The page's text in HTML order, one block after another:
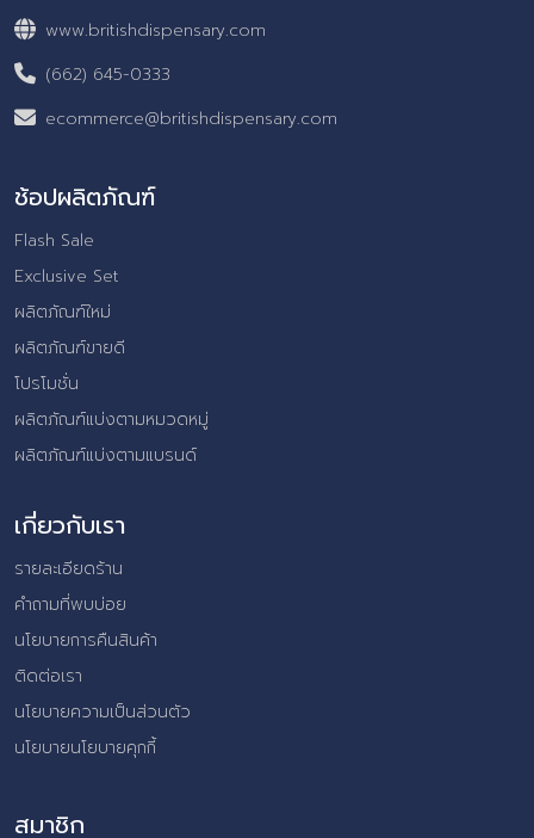
www.britishdispensary.com
(662) 645-0333
ecommerce@britishdispensary.com
ช้อปผลิตภัณฑ์
Flash Sale
Exclusive Set
ผลิตภัณฑ์ใหม่
ผลิตภัณฑ์ขายดี
โปรโมชั่น
ผลิตภัณฑ์แบ่งตามหมวดหมู่
ผลิตภัณฑ์แบ่งตามแบรนด์
เกี่ยวกับเรา
รายละเอียดร้าน
คำถามที่พบบ่อย
นโยบายการคืนสินค้า
ติดต่อเรา
นโยบายความเป็นส่วนตัว
นโยบายนโยบายคุกกี้
สมาชิก